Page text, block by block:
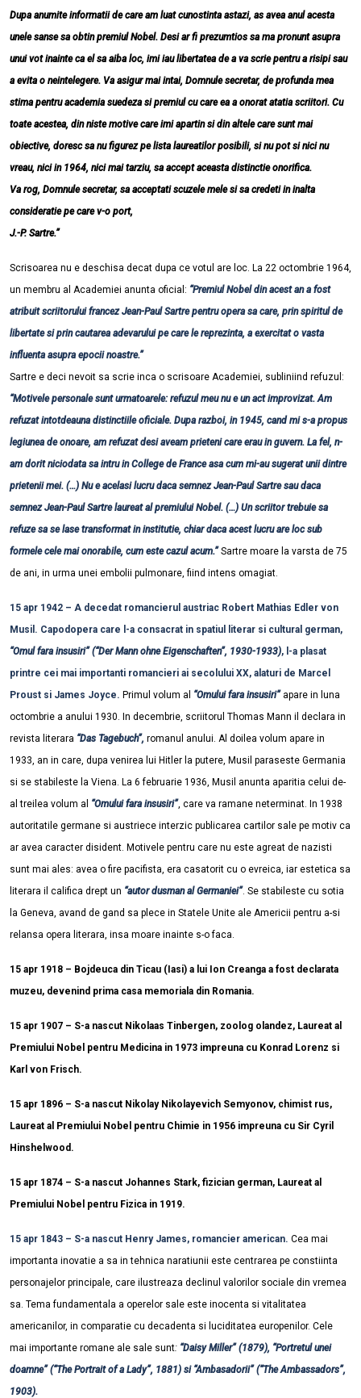
Dupa anumite informatii de care am luat cunostinta astazi, as avea anul acesta
unele sanse sa obtin premiul Nobel. Desi ar fi prezumtios sa ma pronunt asupra
unui vot inainte ca el sa aiba loc, imi iau libertatea de a va scrie pentru a risipi sau
a evita o neintelegere. Va asigur mai intai, Domnule secretar, de profunda mea
stima pentru academia suedeza si premiul cu care ea a onorat atatia scriitori. Cu
toate acestea, din niste motive care imi apartin si din altele care sunt mai
obiective, doresc sa nu figurez pe lista laureatilor posibili, si nu pot si nici nu
vreau, nici in 1964, nici mai tarziu, sa accept aceasta distinctie onorifica.
Va rog, Domnule secretar, sa acceptati scuzele mele si sa credeti in inalta
consideratie pe care v-o port,
J.-P. Sartre.”
Scrisoarea nu e deschisa decat dupa ce votul are loc. La 22 octombrie 1964,
un membru al Academiei anunta oficial: “Premiul Nobel din acest an a fost
atribuit scriitorului francez Jean-Paul Sartre pentru opera sa care, prin spiritul de
libertate si prin cautarea adevarului pe care le reprezinta, a exercitat o vasta
influenta asupra epocii noastre.”
Sartre e deci nevoit sa scrie inca o scrisoare Academiei, subliniind refuzul:
“Motivele personale sunt urmatoarele: refuzul meu nu e un act improvizat. Am
refuzat intotdeauna distinctiile oficiale. Dupa razboi, in 1945, cand mi s-a propus
legiunea de onoare, am refuzat desi aveam prieteni care erau in guvern. La fel, n-
am dorit niciodata sa intru in College de France asa cum mi-au sugerat unii dintre
prietenii mei. (…) Nu e acelasi lucru daca semnez Jean-Paul Sartre sau daca
semnez Jean-Paul Sartre laureat al premiului Nobel. (…) Un scriitor trebuie sa
refuze sa se lase transformat in institutie, chiar daca acest lucru are loc sub
formele cele mai onorabile, cum este cazul acum.” Sartre moare la varsta de 75
de ani, in urma unei embolii pulmonare, fiind intens omagiat.
15 apr 1942 – A decedat romancierul austriac Robert Mathias Edler von
Musil. Capodopera care l-a consacrat in spatiul literar si cultural german,
“Omul fara insusiri” (“Der Mann ohne Eigenschaften”, 1930-1933), l-a plasat
printre cei mai importanti romancieri ai secolului XX, alaturi de Marcel
Proust si James Joyce. Primul volum al “Omului fara insusiri” apare in luna
octombrie a anului 1930. In decembrie, scriitorul Thomas Mann il declara in
revista literara “Das Tagebuch”, romanul anului. Al doilea volum apare in
1933, an in care, dupa venirea lui Hitler la putere, Musil paraseste Germania
si se stabileste la Viena. La 6 februarie 1936, Musil anunta aparitia celui de-
al treilea volum al “Omului fara insusiri”, care va ramane neterminat. In 1938
autoritatile germane si austriece interzic publicarea cartilor sale pe motiv ca
ar avea caracter disident. Motivele pentru care nu este agreat de nazisti
sunt mai ales: avea o fire pacifista, era casatorit cu o evreica, iar estetica sa
literara il califica drept un “autor dusman al Germaniei”. Se stabileste cu sotia
la Geneva, avand de gand sa plece in Statele Unite ale Americii pentru a-si
relansa opera literara, insa moare inainte s-o faca.
15 apr 1918 – Bojdeuca din Ticau (Iasi) a lui Ion Creanga a fost declarata
muzeu, devenind prima casa memoriala din Romania.
15 apr 1907 – S-a nascut Nikolaas Tinbergen, zoolog olandez, Laureat al
Premiului Nobel pentru Medicina in 1973 impreuna cu Konrad Lorenz si
Karl von Frisch.
15 apr 1896 – S-a nascut Nikolay Nikolayevich Semyonov, chimist rus,
Laureat al Premiului Nobel pentru Chimie in 1956 impreuna cu Sir Cyril
Hinshelwood.
15 apr 1874 – S-a nascut Johannes Stark, fizician german, Laureat al
Premiului Nobel pentru Fizica in 1919.
15 apr 1843 – S-a nascut Henry James, romancier american. Cea mai
importanta inovatie a sa in tehnica naratiunii este centrarea pe constiinta
personajelor principale, care ilustreaza declinul valorilor sociale din vremea
sa. Tema fundamentala a operelor sale este inocenta si vitalitatea
americanilor, in comparatie cu decadenta si luciditatea europenilor. Cele
mai importante romane ale sale sunt: “Daisy Miller” (1879), “Portretul unei
doamne” (“The Portrait of a Lady”, 1881) si “Ambasadorii” (“The Ambassadors”,
1903).